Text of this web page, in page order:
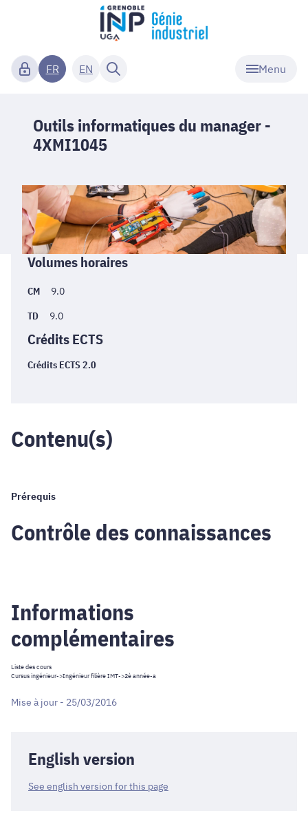
Menu
FR EN
Outils informatiques du manager -
4XMI1045
Informations
générales
Volumes horaires
CM 9.0
TD 9.0
Crédits ECTS
Crédits ECTS 2.0
Contenu(s)
Prérequis
Contrôle des connaissances
Informations
complémentaires
Liste des cours
Cursus ingénieur->Ingénieur filière IMT->2è année-a
Mise à jour - 25/03/2016
English version
See english version for this page